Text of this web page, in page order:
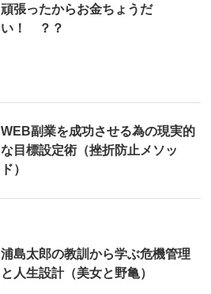
頑張ったからお金ちょうだ
い！ ？？
WEB副業を成功させる為の現実的
な目標設定術（挫折防止メソッ
ド）
浦島太郎の教訓から学ぶ危機管理
と人生設計（美女と野亀）